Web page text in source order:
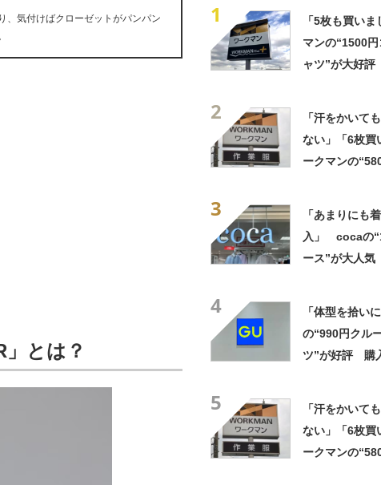
、気付けばクローゼットがパンパン
とは？
1
「5枚も買い
マンの“1500
ャツ”が大好
2
「汗をかいて
ない」「6枚
ークマンの
3
「あまりにも
入」 cocaの
ース”が大人
4
「体型を拾い
の“990円クル
ツ”が好評 購
5
「汗をかいて
ない」「6枚
ークマンの